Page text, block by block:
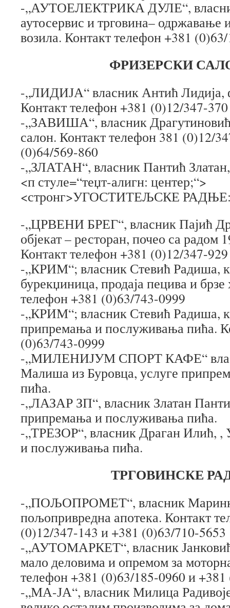
-„АУТОЕЛЕКТРИКА ДУЛЕ“,
аутосервис и трговина– одржавање
возила. Контакт телефон +381
ФРИЗЕРСКИ
-„ЛИДИЈА“ власник Антић Лидија,
Контакт телефон +381 (0)12/347-370
-„ЗАВИША“, власник
салон. Контакт телефон 381 (0)12/
(0)64/569-860
-„ЗЛАТАН“, власник Пантић
<п стyле=“теџт-алигн: центер;“>
<стронг>УГОСТИТЕЉСКЕ
-„ЦРВЕНИ БРЕГ“, власник Пајић
објекат – ресторан, почео са радом
Контакт телефон +381 (0)12/347-929
-„КРИМ“; власник Стевић Радиша,
бурекџиница, продаја пецива и
телефон +381 (0)63/743-0999
-„КРИМ“; власник Стевић Радиша,
припремања и послуживања пића.
(0)63/743-0999
-„МИЛЕНИЈУМ СПОРТ КАФЕ“
Малиша из Буровца, услуге
пића.
-„ЛАЗАР ЗП“, власник Златан
припремања и послуживања пића.
-„ТРЕЗОР“, власник Драган Илић, ,
и послуживања пића.
ТРГОВИНСКЕ
-„ПОЉОПРОМЕТ“, власник
пољопривредна апотека. Контакт
(0)12/347-143 и +381 (0)63/710-5653
-„АУТОМАРКЕТ“, власник Јанковић
мало деловима и опремом за
телефон +381 (0)63/185-0960 и
-„МА-ЈА“, власник Милица